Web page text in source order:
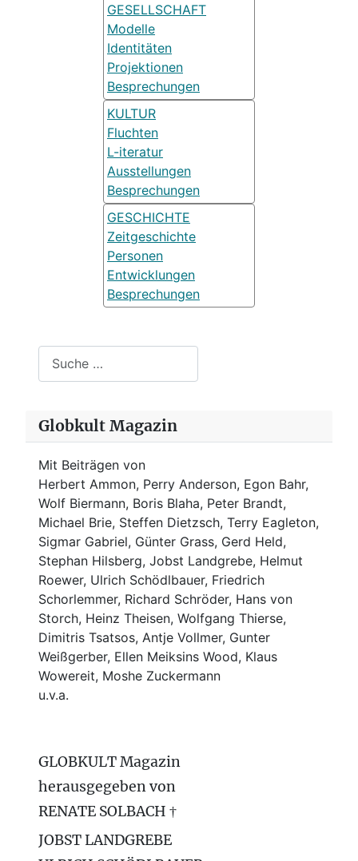
GESELLSCHAFT
Modelle
Identitäten
Projektionen
Besprechungen
KULTUR
Fluchten
L-iteratur
Ausstellungen
Besprechungen
GESCHICHTE
Zeitgeschichte
Personen
Entwicklungen
Besprechungen
Globkult Magazin
Mit Beiträgen von
Herbert Ammon, Perry Anderson, Egon Bahr,
Wolf Biermann, Boris Blaha, Peter Brandt,
Michael Brie, Steffen Dietzsch, Terry Eagleton,
Sigmar Gabriel, Günter Grass, Gerd Held,
Stephan Hilsberg, Jobst Landgrebe, Helmut
Roewer, Ulrich Schödlbauer, Friedrich
Schorlemmer, Richard Schröder, Hans von
Storch, Heinz Theisen, Wolfgang Thierse,
Dimitris Tsatsos, Antje Vollmer, Gunter
Weißgerber, Ellen Meiksins Wood, Klaus
Wowereit, Moshe Zuckermann
u.v.a.
GLOBKULT Magazin
herausgegeben von
RENATE SOLBACH †
JOBST LANDGREBE